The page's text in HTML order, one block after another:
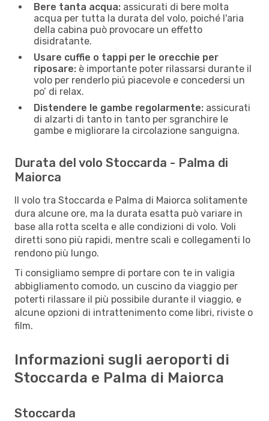
Bere tanta acqua: assicurati di bere molta
acqua per tutta la durata del volo, poiché l'aria
della cabina può provocare un effetto
disidratante.
Usare cuffie o tappi per le orecchie per
riposare: è importante poter rilassarsi durante il
volo per renderlo piú piacevole e concedersi un
po’ di relax.
Distendere le gambe regolarmente: assicurati
di alzarti di tanto in tanto per sgranchire le
gambe e migliorare la circolazione sanguigna.
Durata del volo Stoccarda - Palma di
Maiorca
Il volo tra Stoccarda e Palma di Maiorca solitamente
dura alcune ore, ma la durata esatta può variare in
base alla rotta scelta e alle condizioni di volo. Voli
diretti sono più rapidi, mentre scali e collegamenti lo
rendono più lungo.
Ti consigliamo sempre di portare con te in valigia
abbigliamento comodo, un cuscino da viaggio per
poterti rilassare il più possibile durante il viaggio, e
alcune opzioni di intrattenimento come libri, riviste o
film.
Informazioni sugli aeroporti di
Stoccarda e Palma di Maiorca
Stoccarda